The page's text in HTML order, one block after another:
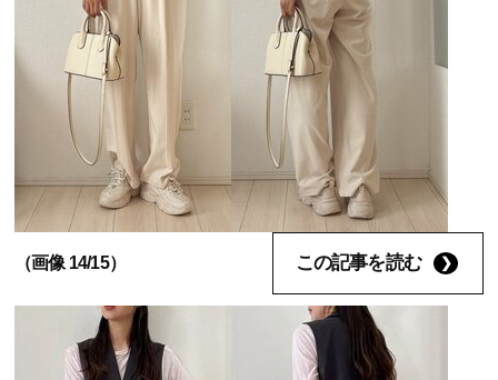
（画像 14/15） この記事を読む